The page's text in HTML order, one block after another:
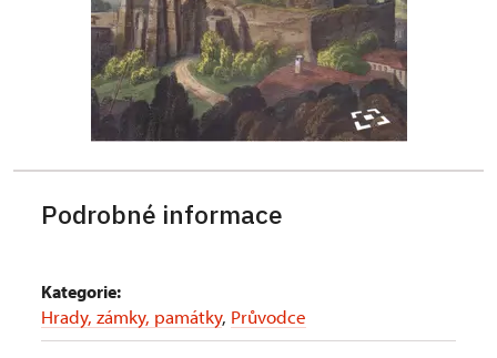
Podrobné informace
Kategorie:
Hrady, zámky, památky, Průvodce